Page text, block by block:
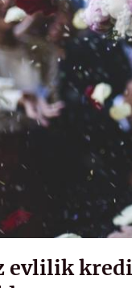
evlilik